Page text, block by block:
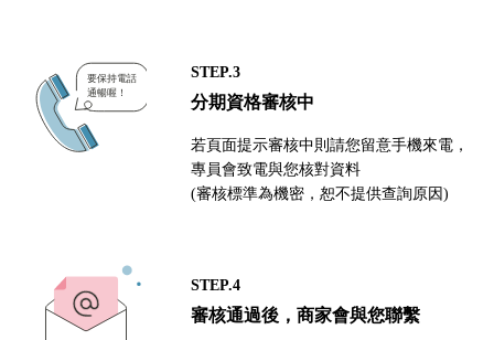
STEP.3
分期資格審核中
若頁面提示審核中則請您留意手機來電，
專員會致電與您核對資料
(審核標準為機密，恕不提供查詢原因)
STEP.4
審核通過後，商家會與您聯繫